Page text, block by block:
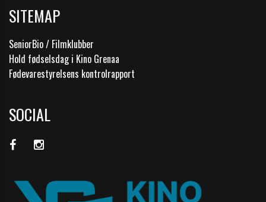
SITEMAP
SeniorBio / Filmklubber
Hold fødselsdag i Kino Grenaa
Fødevarestyrelsens kontrolrapport
SOCIAL